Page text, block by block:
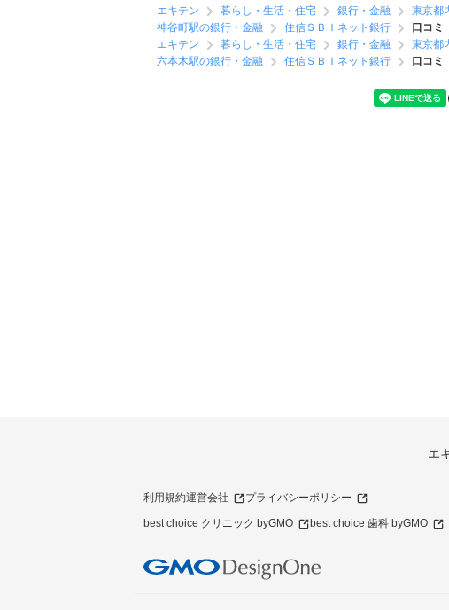
エキテン
暮らし・生活・住宅 銀行・金融 東京都
神谷町駅の銀行・金融
住信ＳＢＩネット銀行
口コミ
エキテン
暮らし・生活・住宅 銀行・金融 東京都
六本木駅の銀行・金融
住信ＳＢＩネット銀行 口コミ
エ
利用規約運営会社 プライバシーポリシー
best choice クリニック byGMO best choice 歯科 byGMO